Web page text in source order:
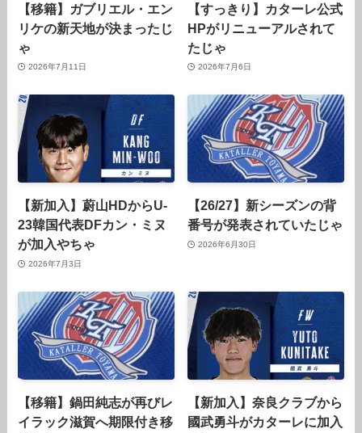
【移籍】ガブリエル・エン
リケの新天地が決まったじ
ゃ
2026年7月11日
【すっきり】カターレ公式
HPがリニューアルされて
たじゃ
2026年7月6日
【新加入】蔚山HDからU-
23韓国代表DFカン・ミヌ
が加入やちゃ
2026年7月3日
【26/27】新シーズンの背
番号が発表されていたじゃ
2026年6月30日
【移籍】鍋田純志が再びレ
イラック滋賀へ期限付き移
【新加入】奈良クラブから
國武勇斗がカターレに加入